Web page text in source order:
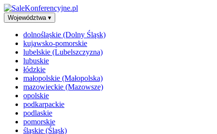
Województwa ▾
dolnośląskie (Dolny Śląsk)
kujawsko-pomorskie
lubelskie (Lubelszczyzna)
lubuskie
łódzkie
małopolskie (Małopolska)
mazowieckie (Mazowsze)
opolskie
podkarpackie
podlaskie
pomorskie
śląskie (Śląsk)